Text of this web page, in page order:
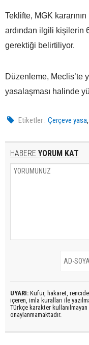
Teklifte, MGK
ardından ilgili kişilerin
gerektiği belirtiliyor.
Düzenleme, Meclis’te
yasalaşması halinde
Etiketler : Çerçeve yasa
HABERE YORUM KAT
UYARI: Küfür, hakaret,
içeren, imla kuralları ile
Türkçe karakter
onaylanmamaktadır.